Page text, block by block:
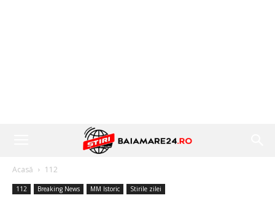
Acasă 112
112 Breaking News MM Istoric Stirile zilei